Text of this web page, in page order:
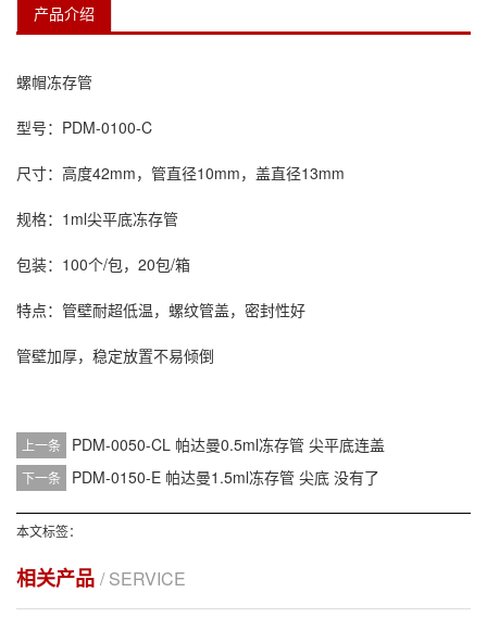
产品介绍
螺帽冻存管
型号：PDM-0100-C
尺寸：高度42mm，管直径10mm，盖直径13mm
规格：1ml尖平底冻存管
包装：100个/包，20包/箱
特点：管壁耐超低温，螺纹管盖，密封性好
管壁加厚，稳定放置不易倾倒
上一条 PDM-0050-CL 帕达曼0.5ml冻存管 尖平底连盖
下一条 PDM-0150-E 帕达曼1.5ml冻存管 尖底 没有了
本文标签：
相关产品 / SERVICE